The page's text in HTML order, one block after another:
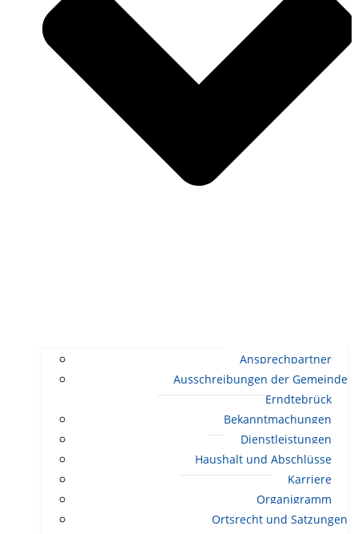
Ansprechpartner
Ausschreibungen der Gemeinde
Erndtebrück
Bekanntmachungen
Dienstleistungen
Haushalt und Abschlüsse
Karriere
Organigramm
Ortsrecht und Satzungen